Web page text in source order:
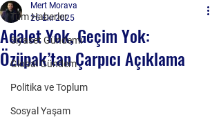
Tüm Haberler
Siyaset Gündemi
Global Gündem
Politika ve Toplum
Sosyal Yaşam
Adalet Yok, Geçim Yok:
Özüpak’tan Çarpıcı Açıklama
Mert Morava
26 Eki 2025